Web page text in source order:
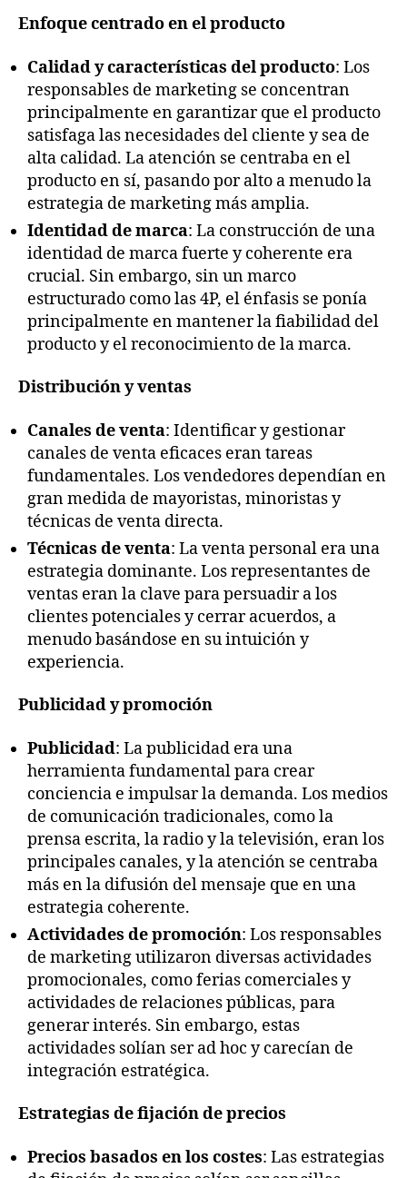
Enfoque centrado en el producto
Calidad y características del producto: Los
responsables de marketing se concentran
principalmente en garantizar que el producto
satisfaga las necesidades del cliente y sea de
alta calidad. La atención se centraba en el
producto en sí, pasando por alto a menudo la
estrategia de marketing más amplia.
Identidad de marca: La construcción de una
identidad de marca fuerte y coherente era
crucial. Sin embargo, sin un marco
estructurado como las 4P, el énfasis se ponía
principalmente en mantener la fiabilidad del
producto y el reconocimiento de la marca.
Distribución y ventas
Canales de venta: Identificar y gestionar
canales de venta eficaces eran tareas
fundamentales. Los vendedores dependían en
gran medida de mayoristas, minoristas y
técnicas de venta directa.
Técnicas de venta: La venta personal era una
estrategia dominante. Los representantes de
ventas eran la clave para persuadir a los
clientes potenciales y cerrar acuerdos, a
menudo basándose en su intuición y
experiencia.
Publicidad y promoción
Publicidad: La publicidad era una
herramienta fundamental para crear
conciencia e impulsar la demanda. Los medios
de comunicación tradicionales, como la
prensa escrita, la radio y la televisión, eran los
principales canales, y la atención se centraba
más en la difusión del mensaje que en una
estrategia coherente.
Actividades de promoción: Los responsables
de marketing utilizaron diversas actividades
promocionales, como ferias comerciales y
actividades de relaciones públicas, para
generar interés. Sin embargo, estas
actividades solían ser ad hoc y carecían de
integración estratégica.
Estrategias de fijación de precios
Precios basados en los costes: Las estrategias